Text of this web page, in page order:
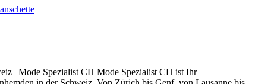
| Mode Spezialist CH Mode Spezialist CH ist Ihr